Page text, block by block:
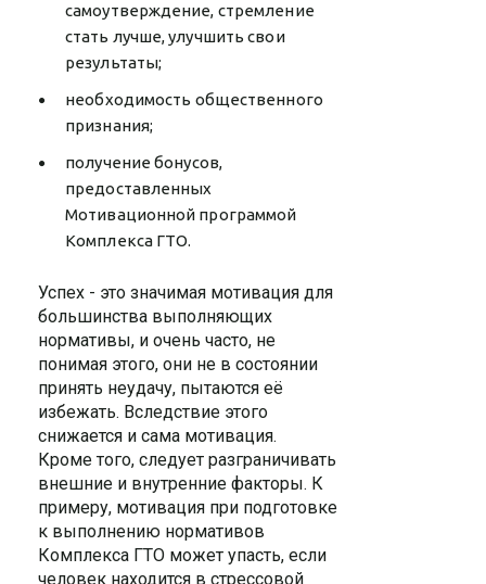
самоутверждение, стремление
стать лучше, улучшить свои
результаты;
необходимость общественного
признания;
получение бонусов,
предоставленных
Мотивационной программой
Комплекса ГТО.
Успех - это значимая мотивация для
большинства выполняющих
нормативы, и очень часто, не
понимая этого, они не в состоянии
принять неудачу, пытаются её
избежать. Вследствие этого
снижается и сама мотивация.
Кроме того, следует разграничивать
внешние и внутренние факторы. К
примеру, мотивация при подготовке
к выполнению нормативов
Комплекса ГТО может упасть, если
человек находится в стрессовой